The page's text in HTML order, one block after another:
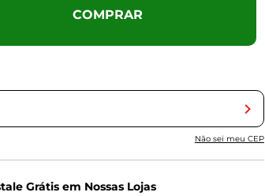
COMPRAR
Não sei meu CEP
Grátis em Nossas Lojas